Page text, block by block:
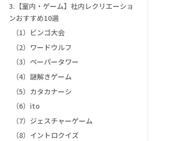
3.【室内・ゲーム】社内レクリエーショ
ンおすすめ10選
（1）ビンゴ大会
（2）ワードウルフ
（3）ペーパータワー
（4）謎解きゲーム
（5）カタカナーシ
（6）ito
（7）ジェスチャーゲーム
（8）イントロクイズ